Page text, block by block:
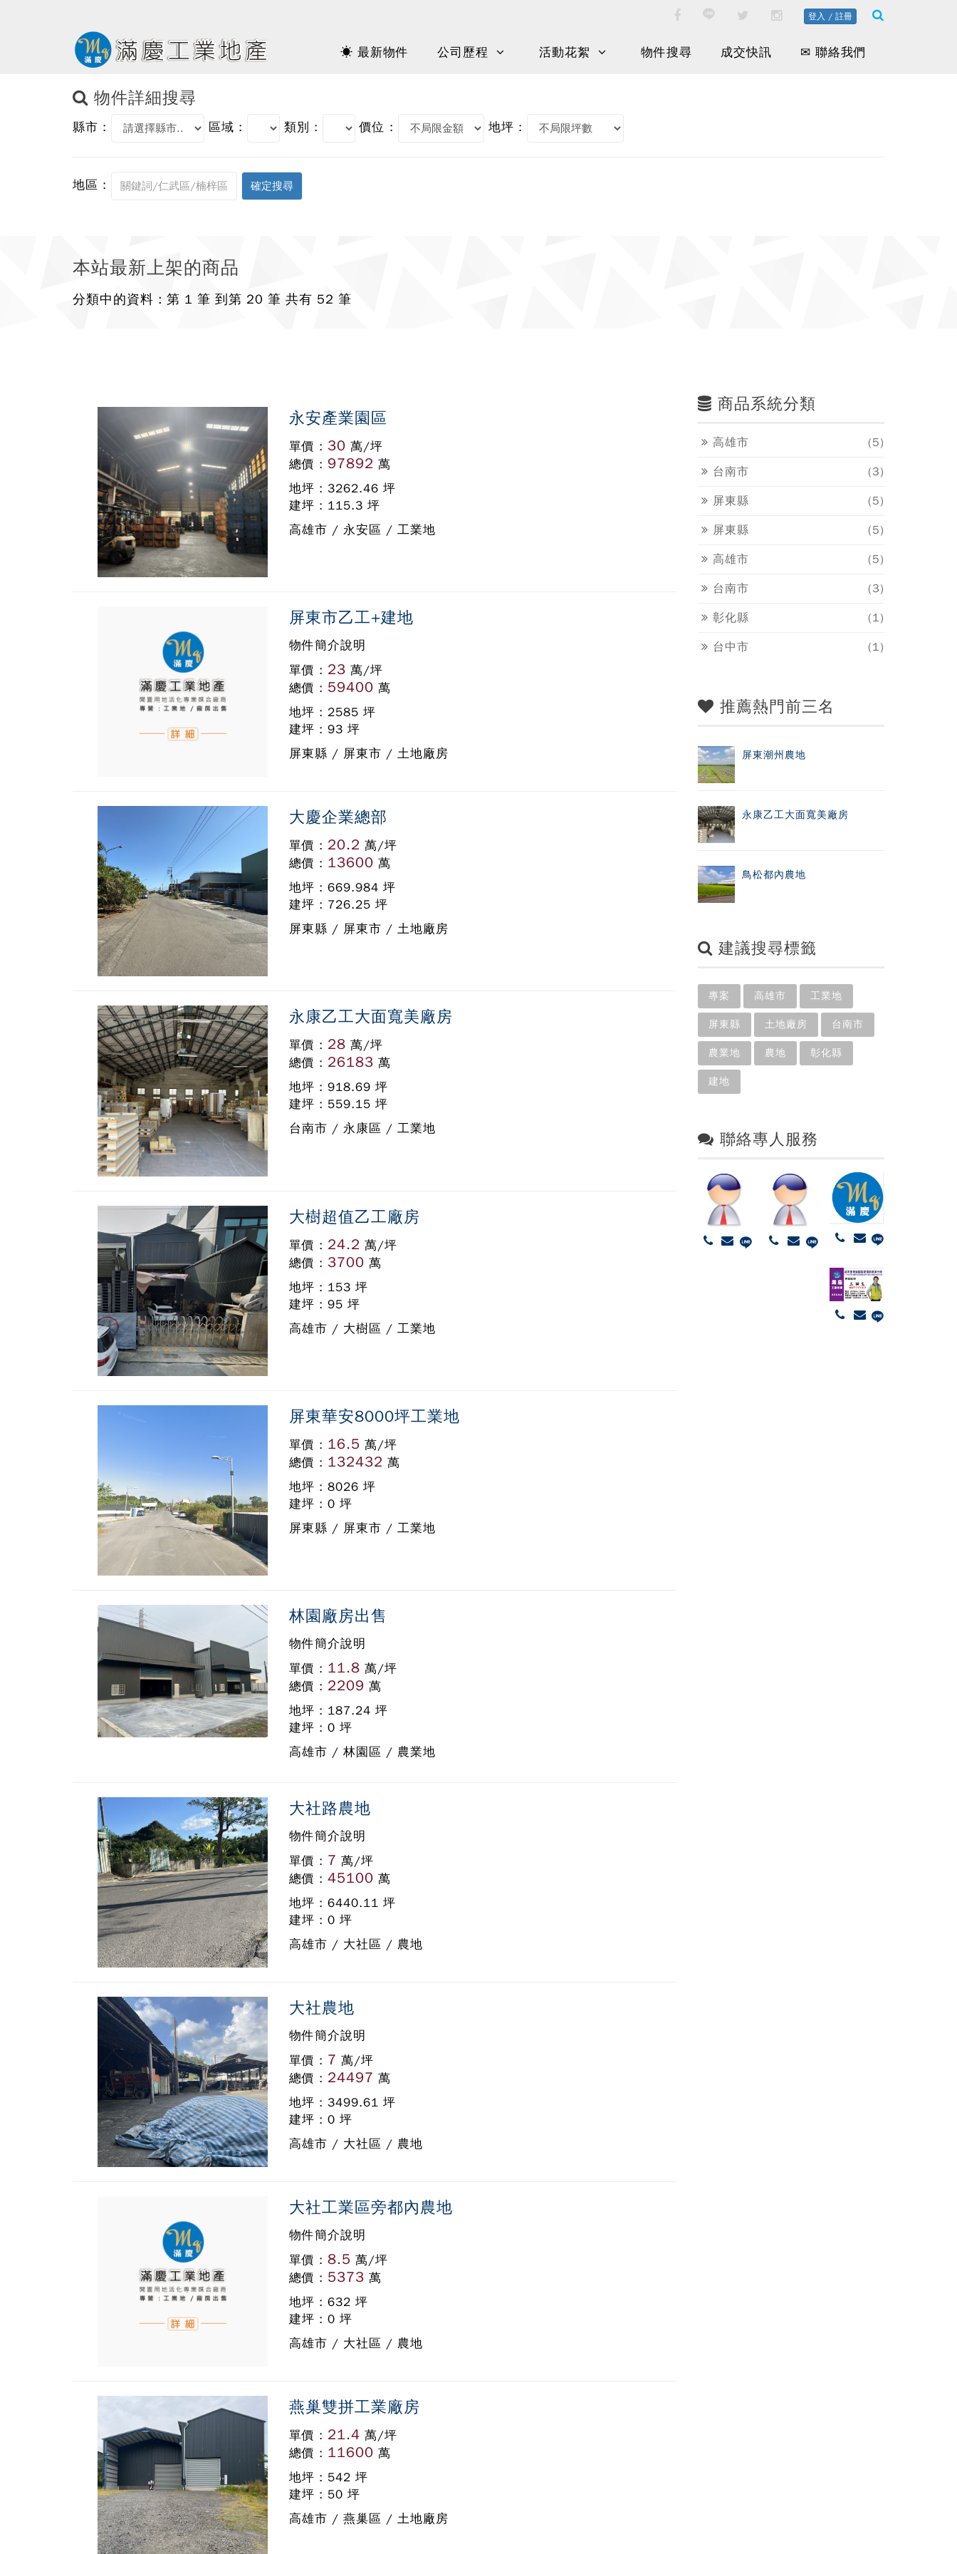
登入 / 註冊
☀ 最新物件 公司歷程 活動花絮 物件搜尋 成交快訊 ✉ 聯絡我們
物件詳細搜尋
縣市 : 區域 : 類別 : 價位 : 地坪 :
地區 :
本站最新上架的商品
分類中的資料 : 第 1 筆 到第 20 筆 共有 52 筆
永安產業園區
單價 : 30 萬/坪
總價 : 97892 萬
地坪 : 3262.46 坪
建坪 : 115.3 坪
高雄市 / 永安區 / 工業地
屏東市乙工+建地
物件簡介說明
單價 : 23 萬/坪
總價 : 59400 萬
地坪 : 2585 坪
建坪 : 93 坪
屏東縣 / 屏東市 / 土地廠房
大慶企業總部
單價 : 20.2 萬/坪
總價 : 13600 萬
地坪 : 669.984 坪
建坪 : 726.25 坪
屏東縣 / 屏東市 / 土地廠房
永康乙工大面寬美廠房
單價 : 28 萬/坪
總價 : 26183 萬
地坪 : 918.69 坪
建坪 : 559.15 坪
台南市 / 永康區 / 工業地
大樹超值乙工廠房
單價 : 24.2 萬/坪
總價 : 3700 萬
地坪 : 153 坪
建坪 : 95 坪
高雄市 / 大樹區 / 工業地
屏東華安8000坪工業地
單價 : 16.5 萬/坪
總價 : 132432 萬
地坪 : 8026 坪
建坪 : 0 坪
屏東縣 / 屏東市 / 工業地
林園廠房出售
物件簡介說明
單價 : 11.8 萬/坪
總價 : 2209 萬
地坪 : 187.24 坪
建坪 : 0 坪
高雄市 / 林園區 / 農業地
大社路農地
物件簡介說明
單價 : 7 萬/坪
總價 :45100 萬
地坪 : 6440.11 坪
建坪 : 0 坪
高雄市 / 大社區 / 農地
大社農地
物件簡介說明
單價 : 7 萬/坪
總價 : 24497 萬
地坪 : 3499.61 坪
建坪 : 0 坪
高雄市 / 大社區 / 農地
大社工業區旁都內農地
物件簡介說明
單價 :8.5 萬/坪
總價 : 5373 萬
地坪 : 632 坪
建坪 : 0 坪
高雄市 / 大社區 / 農地
燕巢雙拼工業廠房
單價 : 21.4 萬/坪
總價 : 11600 萬
地坪 : 542 坪
建坪 : 50 坪
高雄市 / 燕巢區 / 土地廠房
商品系統分類
高雄市 (5)
台南市 (3)
屏東縣 (5)
屏東縣 (5)
高雄市 (5)
台南市 (3)
彰化縣 (1)
台中市 (1)
推薦熱門前三名
屏東潮州農地
永康乙工大面寬美廠房
鳥松都內農地
建議搜尋標籤
專案 高雄市 工業地
屏東縣 土地廠房 台南市
農業地 農地 彰化縣
建地
聯絡專人服務